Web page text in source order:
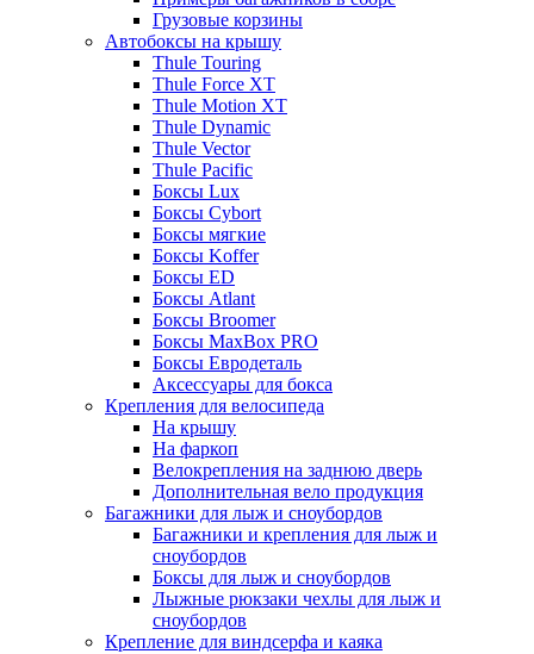
Грузовые корзины
Автобоксы на крышу
Thule Touring
Thule Force XT
Thule Motion XT
Thule Dynamic
Thule Vector
Thule Pacific
Боксы Lux
Боксы Cybort
Боксы мягкие
Боксы Koffer
Боксы ED
Боксы Atlant
Боксы Broomer
Боксы MaxBox PRO
Боксы Евродеталь
Аксессуары для бокса
Крепления для велосипеда
На крышу
На фаркоп
Велокрепления на заднюю дверь
Дополнительная вело продукция
Багажники для лыж и сноубордов
Багажники и крепления для лыж и
сноубордов
Боксы для лыж и сноубордов
Лыжные рюкзаки чехлы для лыж и
сноубордов
Крепление для виндсерфа и каяка